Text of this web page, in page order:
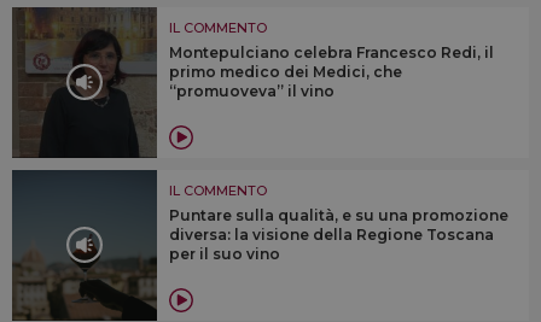
IL COMMENTO
Montepulciano celebra Francesco Redi, il
primo medico dei Medici, che
“promuoveva” il vino
IL COMMENTO
Puntare sulla qualità, e su una promozione
diversa: la visione della Regione Toscana
per il suo vino